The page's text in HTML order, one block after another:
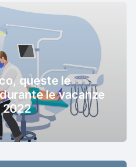
queste le
le vacanze
2022